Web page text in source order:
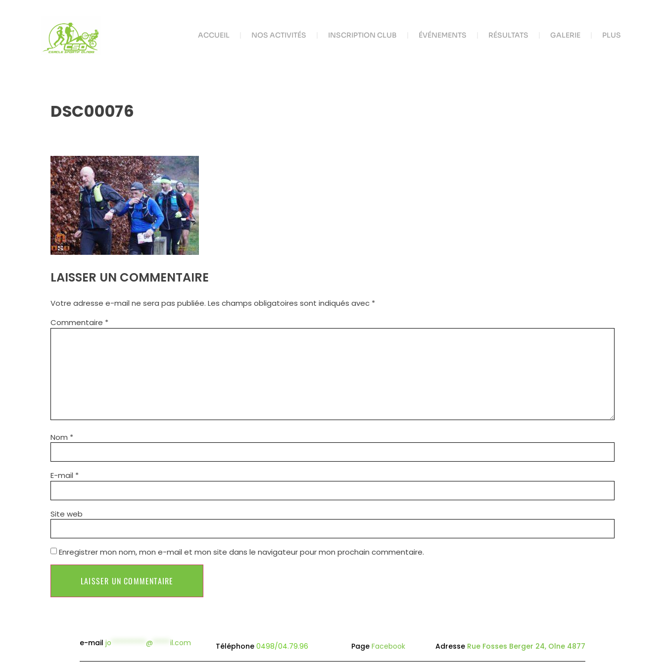
ACCUEIL NOS ACTIVITÉS INSCRIPTION CLUB ÉVÉNEMENTS RÉSULTATS GALERIE PLUS
DSC00076
LAISSER UN COMMENTAIRE
Votre adresse e-mail ne sera pas publiée. Les champs obligatoires sont indiqués avec *
Commentaire *
Nom *
E-mail *
Site web
Enregistrer mon nom, mon e-mail et mon site dans le navigateur pour mon prochain commentaire.
e-mailjo **********@ *****il.com Téléphone0498/04.79.96 Page Facebook Adresse Rue Fosses Berger 24, Olne 4877